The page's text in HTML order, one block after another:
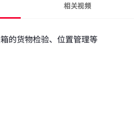
相关视频
的货物检验、位置管理等